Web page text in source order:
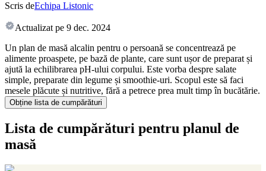
Scris deEchipa Listonic
Actualizat pe 9 dec. 2024
Un plan de masă alcalin pentru o persoană se concentrează pe
alimente proaspete, pe bază de plante, care sunt ușor de preparat și
ajută la echilibrarea pH-ului corpului. Este vorba despre salate
simple, preparate din legume și smoothie-uri. Scopul este să faci
mesele plăcute și nutritive, fără a petrece prea mult timp în bucătărie.
Obține lista de cumpărături
Lista de cumpărături pentru planul de
masă